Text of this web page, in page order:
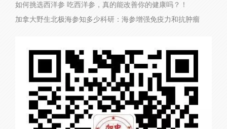
如何挑选西洋参 吃西洋参，真的能改善你的健康吗？！
加拿大野生北极海参知多少科研：海参增强免疫力和抗肿瘤